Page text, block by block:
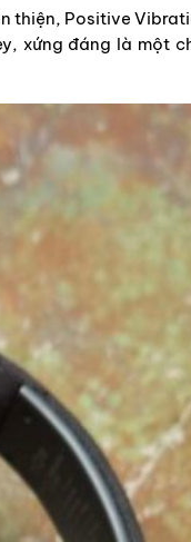
thiện, Positive
xứng đáng là một